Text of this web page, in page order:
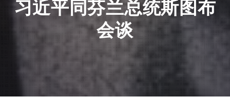
习近平同芬兰总统斯图布
会谈